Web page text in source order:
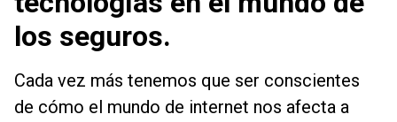
los seguros.
Cada vez más tenemos que ser conscientes
de cómo el mundo de internet nos afecta a